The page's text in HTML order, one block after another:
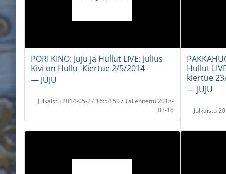
PORI KINO: Juju ja Hullut LIVE: Julius
Kivi on Hullu -Kiertue 2/5/2014
― JUJU
Julkaistu 2014-05-27 16:54:50 / Tallennettu 2018-
03-16
Hullut
kiertue
― JUJU
Julkaistu